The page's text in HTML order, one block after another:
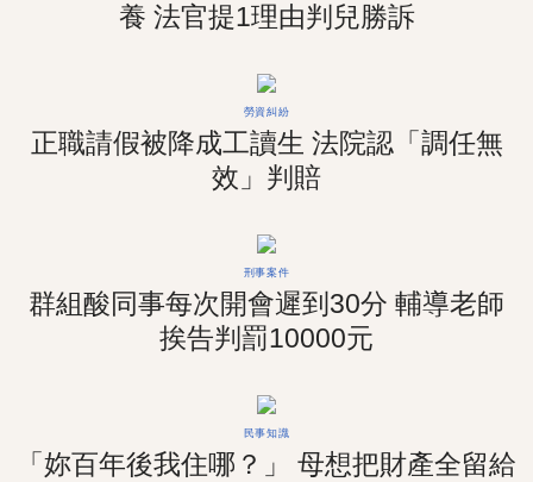
養 法官提1理由判兒勝訴
勞資糾紛
正職請假被降成工讀生 法院認「調任無
效」判賠
刑事案件
群組酸同事每次開會遲到30分 輔導老師
挨告判罰10000元
民事知識
「妳百年後我住哪？」 母想把財產全留給